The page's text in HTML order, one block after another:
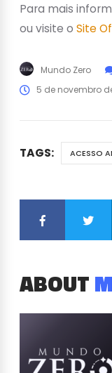
Para mais
ou visite o Site
Mundo Zero
5 de novembro
TAGS: ACESSO
ABOUT